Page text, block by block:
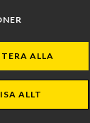
ALLA
ALLT